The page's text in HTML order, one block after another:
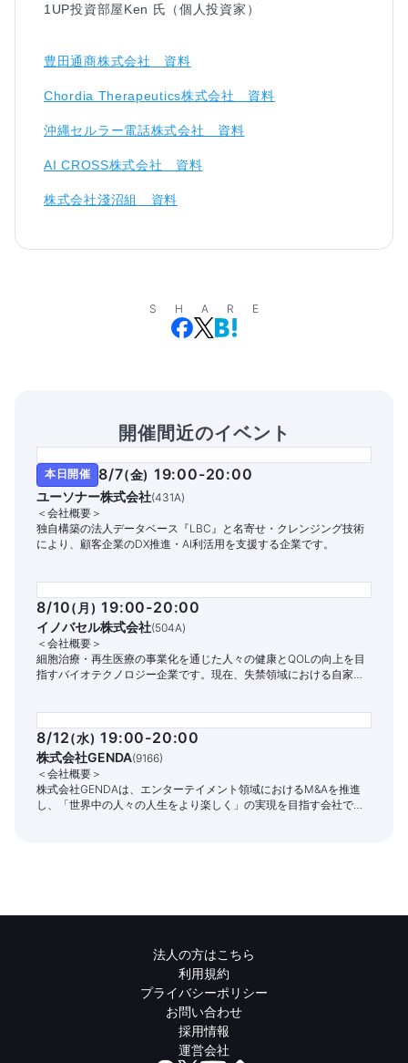
1UP投資部屋Ken 氏（個人投資家）
豊田通商株式会社　資料
Chordia Therapeutics株式会社　資料
沖縄セルラー電話株式会社　資料
AI CROSS株式会社　資料
株式会社淺沼組　資料
SHARE
開催間近のイベント
本日開催 8/7(金) 19:00-20:00
ユーソナー株式会社(431A)
＜会社概要＞
独自構築の法人データベース『LBC』と名寄せ・クレンジング技術
により、顧客企業のDX推進・AI利活用を支援する企業です。
8/10( 月) 19:00-20:00
イノバセル株式会社(504A)
＜会社概要＞
細胞治療・再生医療の事業化を通じた人々の健康とQOLの向上を目
指すバイオテクノロジー企業です。現在、失禁領域における自家細
8/12(水) 19:00-20:00
株式会社GENDA(9166)
＜会社概要＞
株式会社GENDAは、エンターテイメント領域におけるM&Aを推進
し、「世界中の人々の人生をより楽しく」の実現を目指す会社で
法人の方はこちら
利用規約
プライバシーポリシー
お問い合わせ
採用情報
運営会社